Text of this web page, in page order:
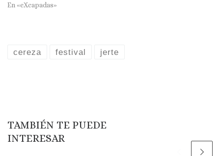
En «eXcapadas»
cereza festival jerte
TAMBIÉN TE PUEDE
INTERESAR